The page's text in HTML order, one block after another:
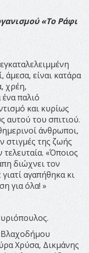
«Το Ράφι
άμεσα, είναι κατάρα
χρέη,
παλιό
και κυρίως
αυτού του σπιτιού.
άνθρωποι,
στιγμές της ζωής
«Όποιος
διώχνει τον
αγαπήθηκα κι
για όλα! »
Βλαχοδήμου
Χρύσα, Δικμάνης